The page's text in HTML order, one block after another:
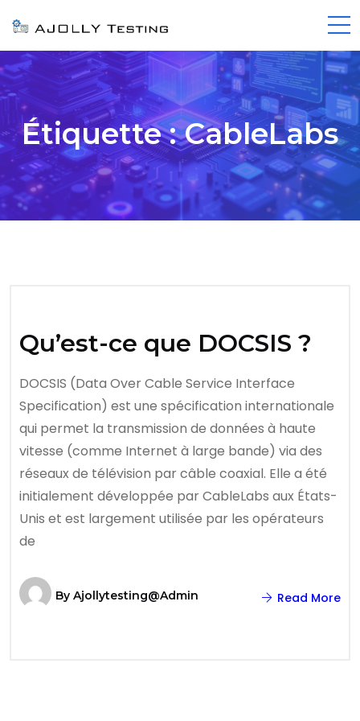
Étiquette :CableLabs
Qu’est-ce que DOCSIS ?
DOCSIS (Data Over Cable Service Interface
Specification) est une spécification internationale
qui permet la transmission de données à haute
vitesse (comme Internet à large bande) via des
réseaux de télévision par câble coaxial. Elle a été
initialement développée par CableLabs aux États-
Unis et est largement utilisée par les opérateurs
de
By Ajollytesting@admin Read More